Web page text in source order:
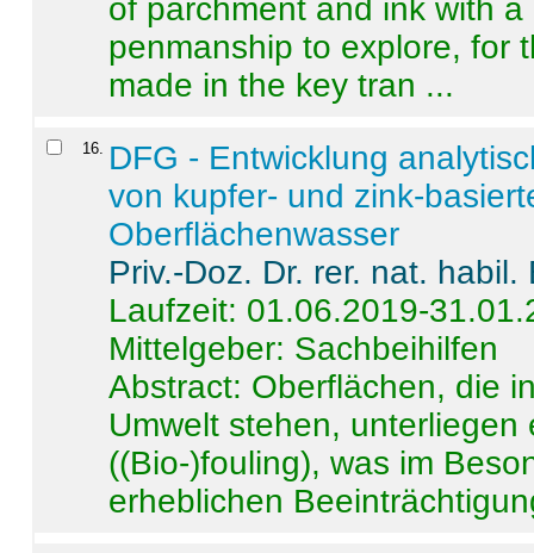
of parchment and ink with
penmanship to explore, for
made in the key tran ...
16
DFG - Entwicklung
von kupfer- und zink-
Oberflächenwasser
Priv.-Doz. Dr. rer. nat.
Laufzeit: 01.06.2019-
Mittelgeber: Sachbeihilfen
Abstract: Oberflächen, die
Umwelt stehen,
((Bio-)fouling), was im
erheblichen